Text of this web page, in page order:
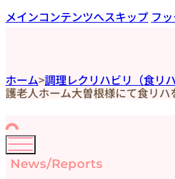
メインコンテンツへスキップ フ
ホーム>調理レクリハビリ（食リハ
護老人ホーム大曽根様にて食リハ
News/Reports